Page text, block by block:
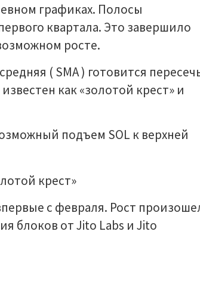
графиках. Полосы
квартала. Это завершило
росте.
( SMA ) готовится
как «золотой крест» и
подъем SOL к верхней
с февраля. Рост
блоков от Jito Labs и Jito